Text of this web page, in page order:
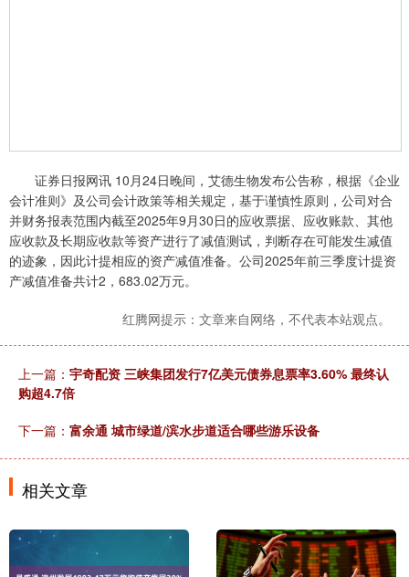
证券日报网讯 10月24日晚间，艾德生物发布公告称，根据《企业
会计准则》及公司会计政策等相关规定，基于谨慎性原则，公司对合
并财务报表范围内截至2025年9月30日的应收票据、应收账款、其他
应收款及长期应收款等资产进行了减值测试，判断存在可能发生减值
的迹象，因此计提相应的资产减值准备。公司2025年前三季度计提资
产减值准备共计2，683.02万元。
红腾网提示：文章来自网络，不代表本站观点。
上一篇： 宇奇配资 三峡集团发行7亿美元债券息票率3.60% 最终认
购超4.7倍
下一篇： 富余通 城市绿道/滨水步道适合哪些游乐设备
相关文章